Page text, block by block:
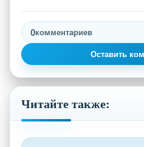
0комментариев
Оставить
Читайте также: